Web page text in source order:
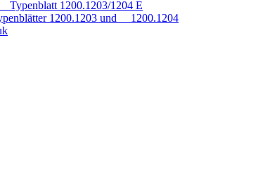
1200.1203/1204 E
1200.1203 und 1200.1204